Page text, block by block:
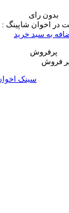
بدون رای
در اخوان شاپینگ :
به سبد خرید
پرفروش